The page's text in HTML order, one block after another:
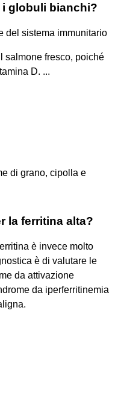
i globuli bianchi?
del sistema immunitario
salmone fresco, poiché
D. ...
di grano, cipolla e
la ferritina alta?
è invece molto
è di valutare le
da attivazione
da iperferritinemia